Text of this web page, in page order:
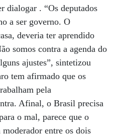
dialogar . “Os deputados
a ser governo. O
deveria ter aprendido
somos contra a agenda do
ajustes”, sintetizou
tem afirmado que os
pela
Afinal, o Brasil precisa
o mal, parece que o
entre os dois